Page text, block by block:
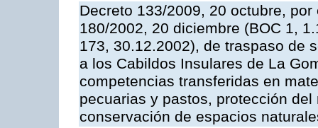
Decreto 133/2009, 20 octubre,
180/2002, 20 diciembre (BOC 1,
173, 30.12.2002), de traspaso de
a los Cabildos Insulares de La
competencias transferidas en
pecuarias y pastos, protección
conservación de espacios